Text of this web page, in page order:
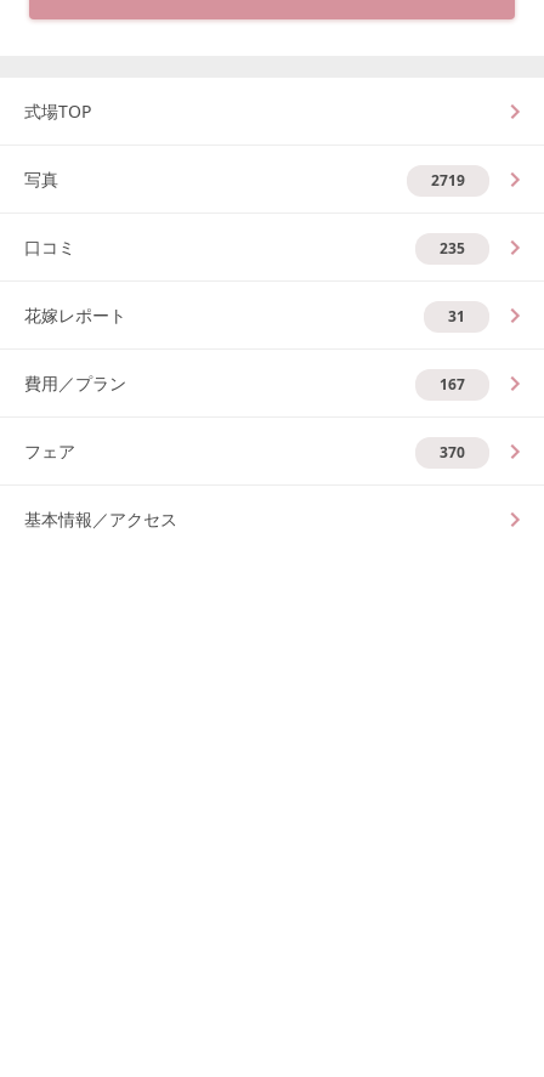
式場TOP
写真 2719
口コミ 235
花嫁レポート 31
費用／プラン 167
フェア 370
基本情報／アクセス